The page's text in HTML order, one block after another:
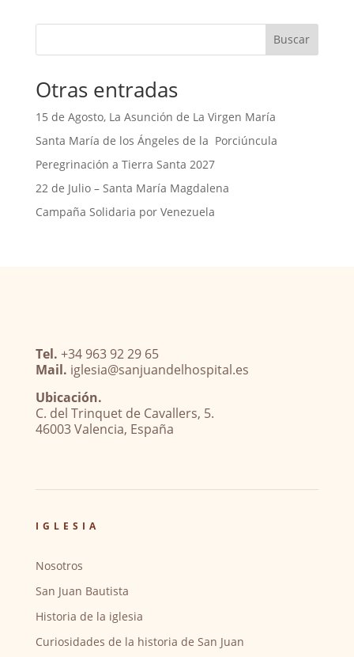
Buscar
Otras entradas
15 de Agosto, La Asunción de La Virgen María
Santa María de los Ángeles de la Porciúncula
Peregrinación a Tierra Santa 2027
22 de Julio – Santa María Magdalena
Campaña Solidaria por Venezuela
Tel. +34 963 92 29 65
Mail. iglesia@sanjuandelhospital.es
Ubicación.
C. del Trinquet de Cavallers, 5.
46003 Valencia, España
IGLESIA
Nosotros
San Juan Bautista
Historia de la iglesia
Curiosidades de la historia de San Juan